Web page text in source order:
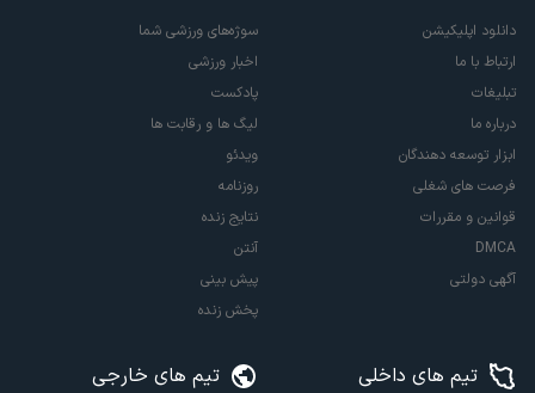
دانلود اپلیکیشن
ارتباط با ما
تبلیغات
درباره ما
ابزار توسعه دهندگان
فرصت های شغلی
قوانین و مقررات
DMCA
آگهی دولتی
سوژه‌های ورزشی شما
اخبار ورزشی
پادکست
لیگ ها و رقابت ها
ویدئو
روزنامه
نتایج زنده
آنتن
پیش بینی
پخش زنده
تیم های داخلی تیم های خارجی